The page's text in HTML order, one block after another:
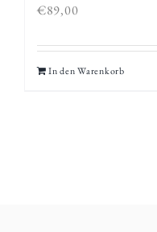
€89,00
In den Warenkorb